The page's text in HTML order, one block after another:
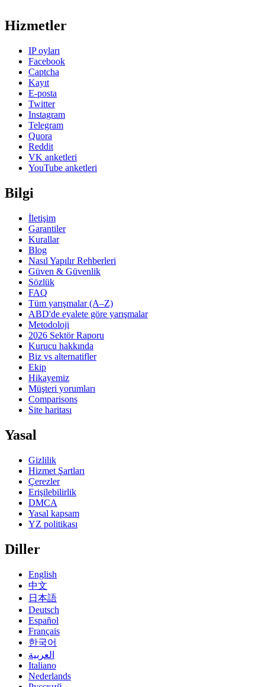
Hizmetler
IP oyları
Facebook
Captcha
Kayıt
E-posta
Twitter
Instagram
Telegram
Quora
Reddit
VK anketleri
YouTube anketleri
Bilgi
İletişim
Garantiler
Kurallar
Blog
Nasıl Yapılır Rehberleri
Güven & Güvenlik
Sözlük
FAQ
Tüm yarışmalar (A–Z)
ABD'de eyalete göre yarışmalar
Metodoloji
2026 Sektör Raporu
Kurucu hakkında
Biz vs alternatifler
Ekip
Hikayemiz
Müşteri yorumları
Comparisons
Site haritası
Yasal
Gizlilik
Hizmet Şartları
Çerezler
Erişilebilirlik
DMCA
Yasal kapsam
YZ politikası
Diller
English
中文
日本語
Deutsch
Español
Français
한국어
العربية
Italiano
Nederlands